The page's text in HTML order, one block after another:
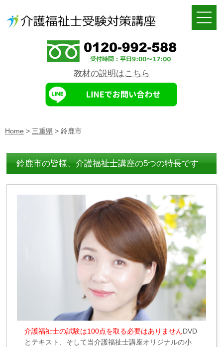
教材の説明はこちら
Home > 三重県 > 鈴鹿市
鈴鹿市の皆様、介護福祉士講座の5つの特長です
介護福祉士の試験は100点を取る必要はありませんDVD
とテキスト、そして当介護福祉士講座オリジナルの小